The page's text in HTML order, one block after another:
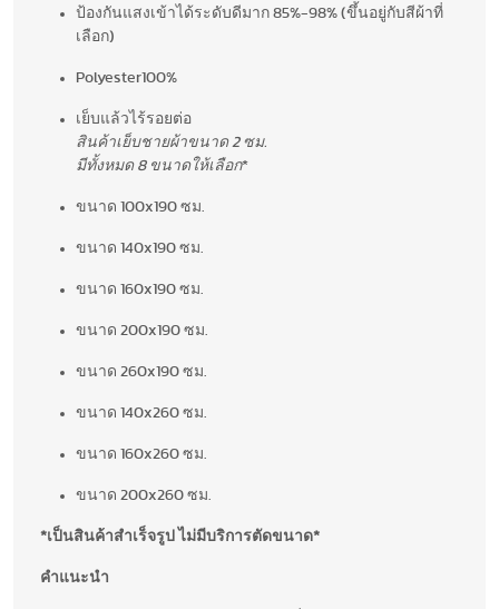
ป้องกันแสงเข้าได้ระดับดีมาก 85%-98% (ขึ้นอยู่กับสีผ้าที่
เลือก)
Polyester100%
เย็บแล้วไร้รอยต่อ
สินค้าเย็บชายผ้าขนาด 2 ซม.
มีทั้งหมด 8 ขนาดให้เลือก*
ขนาด 100x190 ซม.
ขนาด 140x190 ซม.
ขนาด 160x190 ซม.
ขนาด 200x190 ซม.
ขนาด 260x190 ซม.
ขนาด 140x260 ซม.
ขนาด 160x260 ซม.
ขนาด 200x260 ซม.
*เป็นสินค้าสำเร็จรูป ไม่มีบริการตัดขนาด*
คำแนะนำ